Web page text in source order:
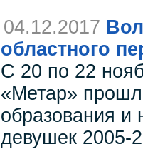
04.12.2017
областного
С 20 по 22
«Метар»
образования и
девушек 2005-